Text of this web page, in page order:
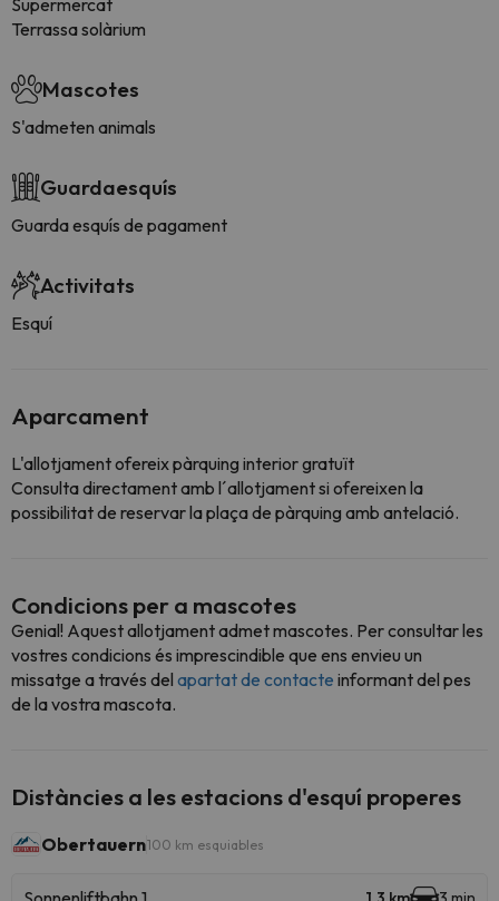
Supermercat
Terrassa solàrium
Mascotes
S'admeten animals
Guardaesquís
Guarda esquís de pagament
Activitats
Esquí
Aparcament
L'allotjament ofereix pàrquing interior gratuït
Consulta directament amb l´allotjament si ofereixen la
possibilitat de reservar la plaça de pàrquing amb antelació.
Condicions per a mascotes
Genial! Aquest allotjament admet mascotes. Per consultar les
vostres condicions és imprescindible que ens envieu un
missatge a través del apartat de contacte informant del pes
de la vostra mascota.
Distàncies a les estacions d'esquí properes
Obertauern100 km esquiables